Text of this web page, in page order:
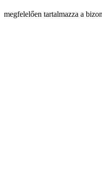
megfelelően tartalmazza a